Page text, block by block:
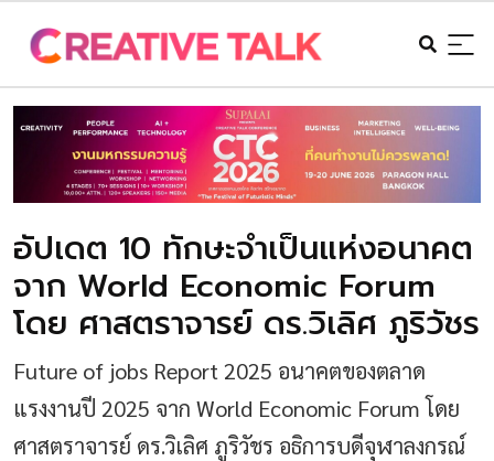
อัปเดต 10 ทักษะจำเป็นแห่งอนาคต
จาก World Economic Forum
โดย ศาสตราจารย์ ดร.วิเลิศ ภูริวัชร
Future of jobs Report 2025 อนาคตของตลาด
แรงงานปี 2025 จาก World Economic Forum โดย
ศาสตราจารย์ ดร.วิเลิศ ภูริวัชร อธิการบดีจุฬาลงกรณ์